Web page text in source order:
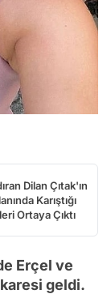
Dilan Çıtak'ın
Karıştığı
Ortaya Çıktı
Erçel ve
geldi.